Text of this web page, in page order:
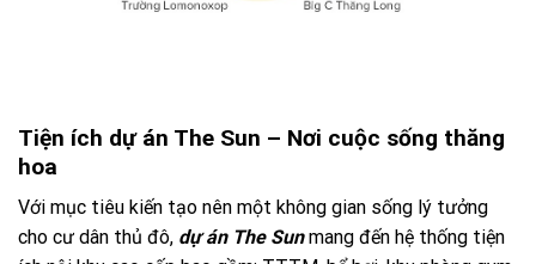
Tiện ích dự án The Sun – Nơi cuộc sống thăng
hoa
Với mục tiêu kiến tạo nên một không gian sống lý tưởng
cho cư dân thủ đô, dự án The Sunmang đến hệ thống tiện